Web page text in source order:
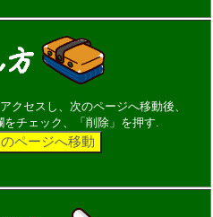
クセスし、次のページへ移動後、
をチェック、「削除」を押す.